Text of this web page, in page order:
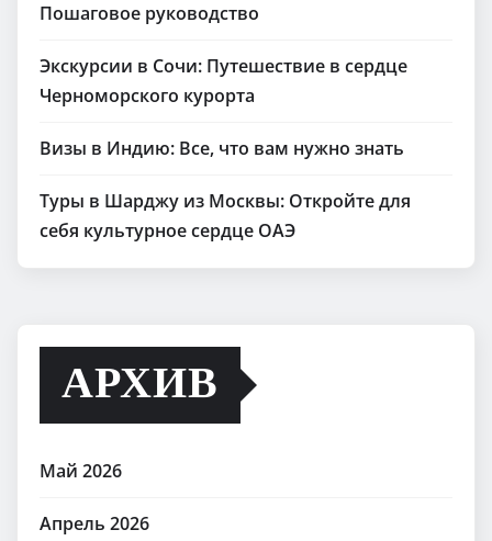
Пошаговое руководство
Экскурсии в Сочи: Путешествие в сердце
Черноморского курорта
Визы в Индию: Все, что вам нужно знать
Туры в Шарджу из Москвы: Откройте для
себя культурное сердце ОАЭ
АРХИВ
Май 2026
Апрель 2026